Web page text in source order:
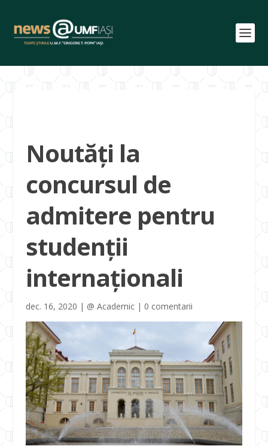
Noutăți la
concursul de
admitere pentru
studenții
internaționali
dec. 16, 2020 | @ Academic| 0 comentarii